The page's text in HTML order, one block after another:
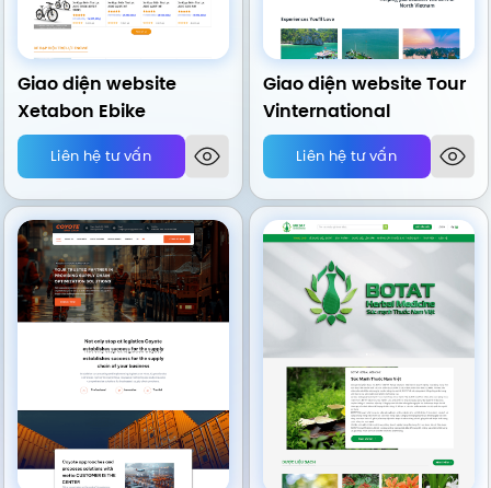
Giao diện website
Xetabon Ebike
Liên hệ tư vấn
Giao diện website Tour
Vinternational
Liên hệ tư vấn